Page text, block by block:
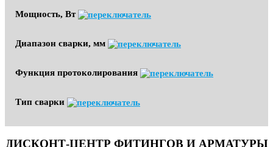
Мощность, Вт
Диапазон сварки, мм
Функция протоколирования
Тип сварки
ДИСКОНТ-ЦЕНТР ФИТИНГОВ И АРМАТУРЫ